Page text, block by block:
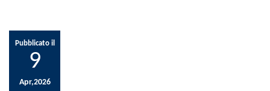
Pubblicato il
9
Apr,2026